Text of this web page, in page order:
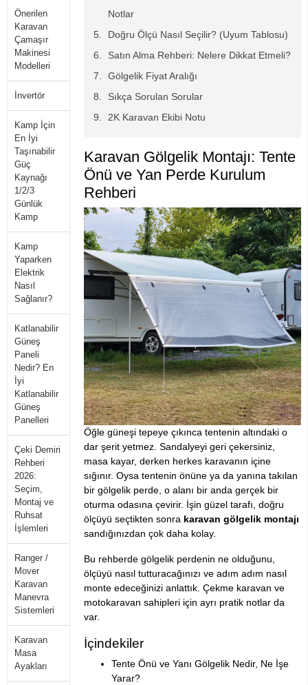
Önerilen
Karavan
Çamaşır
Makinesi
Modelleri
İnvertör
Kamp İçin
En İyi
Taşınabilir
Güç
Kaynağı
1/2/3
Günlük
Kamp
Kamp
Yaparken
Elektrik
Nasıl
Sağlanır?
Katlanabilir
Güneş
Paneli
Nedir? En
İyi
Katlanabilir
Güneş
Panelleri
Çeki Demiri
Rehberi
2026:
Seçim,
Montaj ve
Ruhsat
İşlemleri
Ranger /
Mover
Karavan
Manevra
Sistemleri
Karavan
Masa
Ayakları
Notlar
Doğru Ölçü Nasıl Seçilir? (Uyum Tablosu)
Satın Alma Rehberi: Nelere Dikkat Etmeli?
Gölgelik Fiyat Aralığı
Sıkça Sorulan Sorular
2K Karavan Ekibi Notu
Karavan Gölgelik Montajı: Tente
Önü ve Yan Perde Kurulum
Rehberi
Öğle güneşi tepeye çıkınca tentenin altındaki o
dar şerit yetmez. Sandalyeyi geri çekersiniz,
masa kayar, derken herkes karavanın içine
sığınır. Oysa tentenin önüne ya da yanına takılan
bir gölgelik perde, o alanı bir anda gerçek bir
oturma odasına çevirir. İşin güzel tarafı, doğru
ölçüyü seçtikten sonra karavan gölgelik montajı
sandığınızdan çok daha kolay.
Bu rehberde gölgelik perdenin ne olduğunu,
ölçüyü nasıl tutturacağınızı ve adım adım nasıl
monte edeceğinizi anlattık. Çekme karavan ve
motokaravan sahipleri için ayrı pratik notlar da
var.
İçindekiler
Tente Önü ve Yanı Gölgelik Nedir, Ne İşe
Yarar?